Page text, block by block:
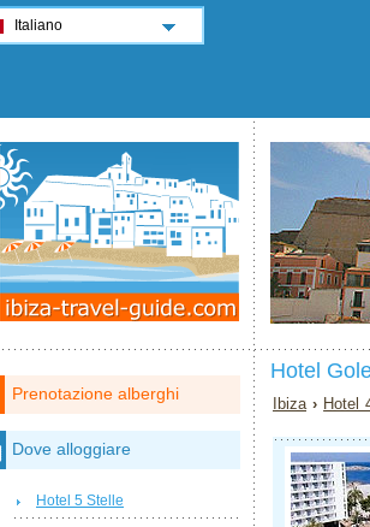
Hotel
Ibiza › Hotel
Prenotazione alberghi
Dove alloggiare
Hotel 5 Stelle
Italiano